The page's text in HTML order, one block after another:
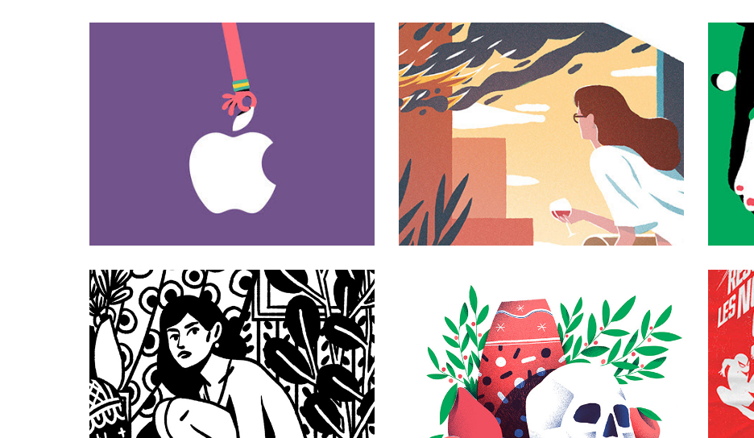
APPLE STORE
CHAMPS
ÉLYSÉES
VIEWS
8 WOMEN ÉPAULES
TATTOO